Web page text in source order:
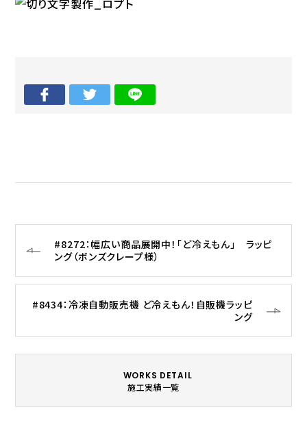
#8272：幅広い商品展開中！「ど冷えもん」 ラッピ
ング（ボンズクレープ様）
#8434：冷凍自動販売機 ど冷えもん！自販機ラッピ
ング
WORKS DETAIL
施工実績一覧